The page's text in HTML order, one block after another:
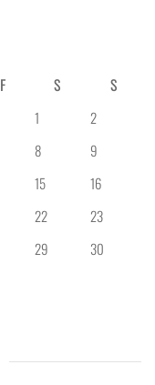
F S
S
1
2
8
9
15
16
22
23
29
30